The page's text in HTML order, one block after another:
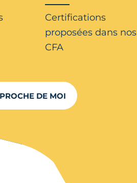
Certifications
proposées dans nos
CFA
DE MOI